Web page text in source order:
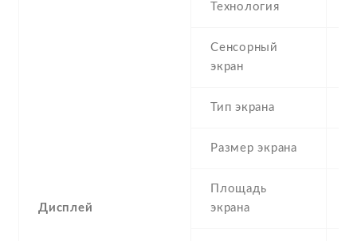
Дисплей
Технология
Сенсорный
экран
Тип экрана
Размер экрана
Площадь
экрана